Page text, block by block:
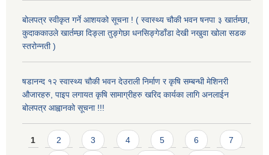
बोलपत्र स्वीकृत गर्ने आशयको सूचना ! ( स्वास्थ्य चौकी भवन षनपा ३ खार्तम्छा,
कुदाककाउले खार्तम्छा दिङ्ला तुङ्गेछा धनसिङ्गेडाँडा देखी नखुवा खोला सडक
स्तरोन्नती )
षडानन्द १२ स्वास्थ्य चौकी भवन देउराली निर्माण र कृषि सम्बन्धी मेशिनरी
औजारहरु, पाइप लगायत कृषि सामाग्रीहरु खरिद कार्यका लागि अनलाईन
बोलपत्र आह्वानको सूचना !!!
Pages
1 2 3 4 5 6 7